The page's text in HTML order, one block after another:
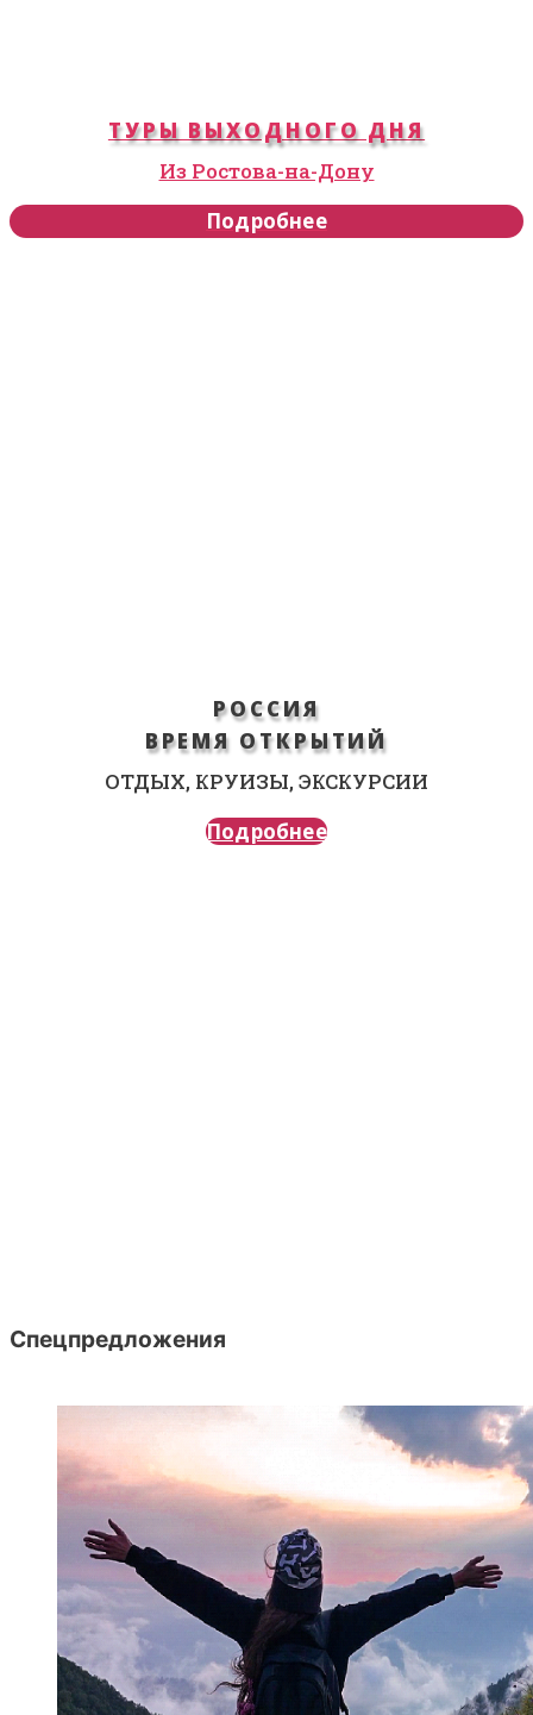
ТУРЫ ВЫХОДНОГО ДНЯ
Из Ростова-на-Дону
Подробнее
РОССИЯ
ВРЕМЯ ОТКРЫТИЙ
ОТДЫХ, КРУИЗЫ, ЭКСКУРСИИ
Подробнее
Спецпредложения